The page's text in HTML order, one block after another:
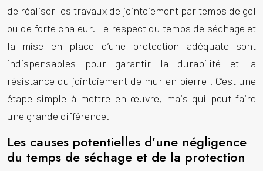
de réaliser les travaux de jointoiement par temps de gel
ou de forte chaleur. Le respect du temps de séchage et
la mise en place d’une protection adéquate sont
indispensables pour garantir la durabilité et la
résistance du jointoiement de mur en pierre . C’est une
étape simple à mettre en œuvre, mais qui peut faire
une grande différence.
Les causes potentielles d’une négligence
du temps de séchage et de la protection